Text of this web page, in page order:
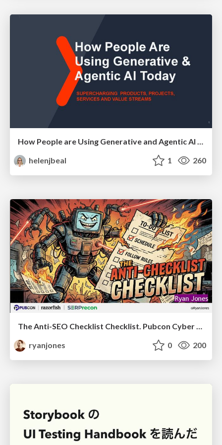
How People are Using Generative and Agentic AI to Supercharge Their Products, Projects, Services and Value Streams Today
helenjbeal
1 260
The Anti-SEO Checklist Checklist. Pubcon Cyber Week
ryanjones
0 200